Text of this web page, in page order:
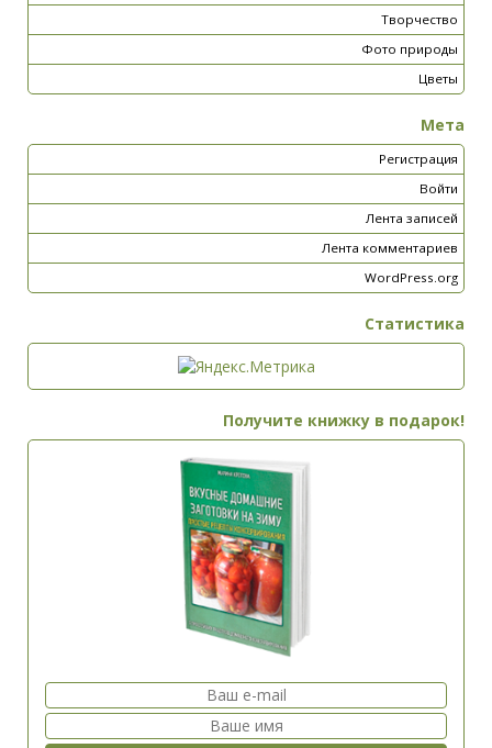
Творчество
Фото природы
Цветы
Мета
Регистрация
Войти
Лента записей
Лента комментариев
WordPress.org
Статистика
Получите книжку в подарок!